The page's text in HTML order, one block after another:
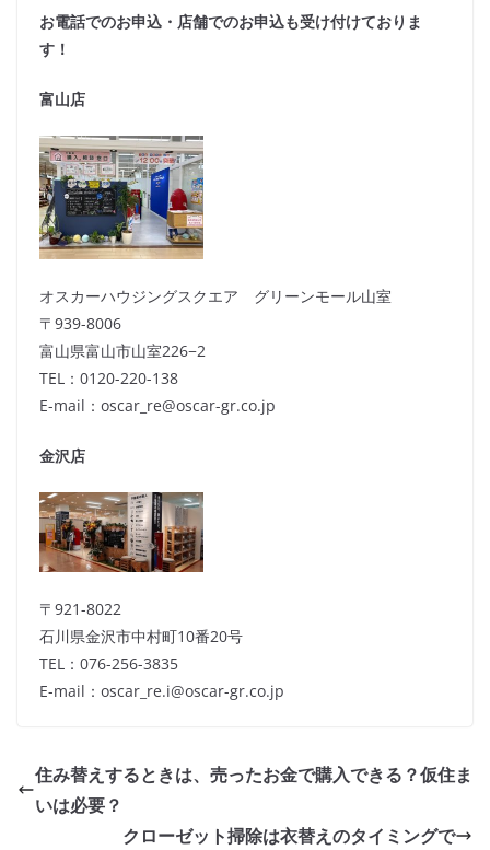
お電話でのお申込・店舗でのお申込も受け付けておりま
す！
富山店
オスカーハウジングスクエア グリーンモール山室
〒939-8006
富山県富山市山室226−2
TEL：0120-220-138
E-mail：oscar_re@oscar-gr.co.jp
金沢店
〒921-8022
石川県金沢市中村町10番20号
TEL：076-256-3835
E-mail：oscar_re.i@oscar-gr.co.jp
住み替えするときは、売ったお金で購入できる？仮住ま
いは必要？
クローゼット掃除は衣替えのタイミングで